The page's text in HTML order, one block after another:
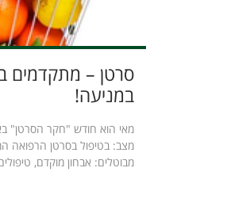
סרטן – מתקדמים
במניעה!
מאי הוא חודש "חקר הסרטן"
מצב: בטיפול בסרטן הרפואה
מבוטלים: אבחון מוקדם,